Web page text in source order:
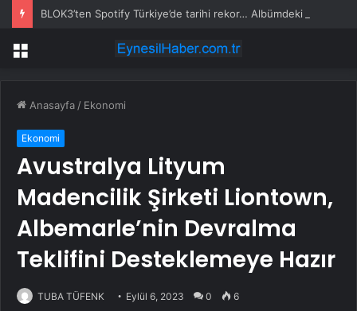
Menü
Anasayfa / Ekonomi
Ekonomi
Avustralya Lityum
Madencilik Şirketi Liontown,
Albemarle’nin Devralma
Teklifini Desteklemeye Hazır
TUBA TÜFENK Eylül 6, 2023 0 6